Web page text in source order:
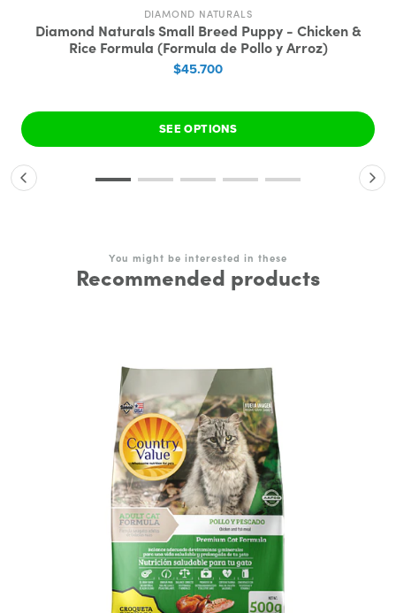
DIAMOND NATURALS
Diamond Naturals Small Breed Puppy - Chicken &
Rice Formula (Formula de Pollo y Arroz)
$45.700
SEE OPTIONS
You might be interested in these
Recommended products